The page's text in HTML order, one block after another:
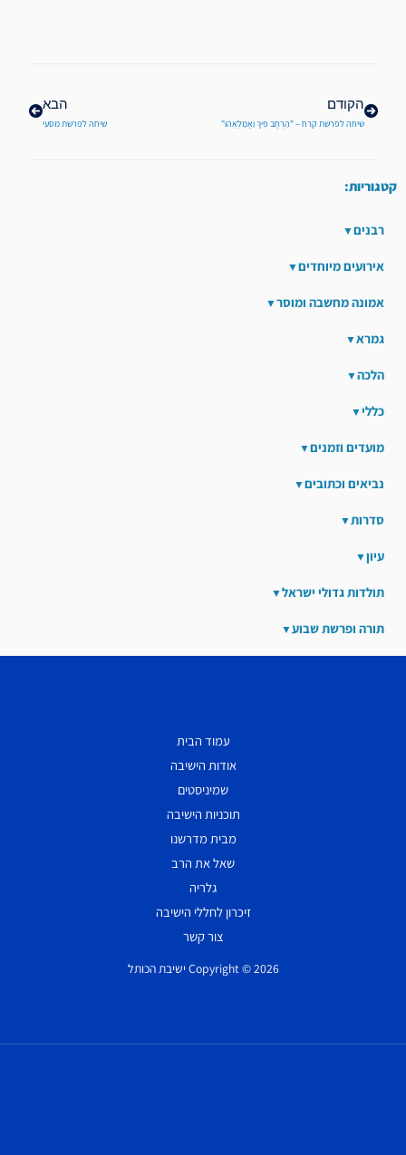
הקודם
שיחה לפרשת קרח – "הַרְחֶב פִּיךָ וַאֲמַלְאֵהוּ"
הבא
שיחה לפרשת מסעי
קטגוריות:
רבנים
אירועים מיוחדים
אמונה מחשבה ומוסר
גמרא
הלכה
כללי
מועדים וזמנים
נביאים וכתובים
סדרות
עיון
תולדות גדולי ישראל
תורה ופרשת שבוע
עמוד הבית
אודות הישיבה
שמיניסטים
תוכניות הישיבה
מבית מדרשנו
שאל את הרב
גלריה
זיכרון לחללי הישיבה
צור קשר
Copyright © 2026 ישיבת הכותל